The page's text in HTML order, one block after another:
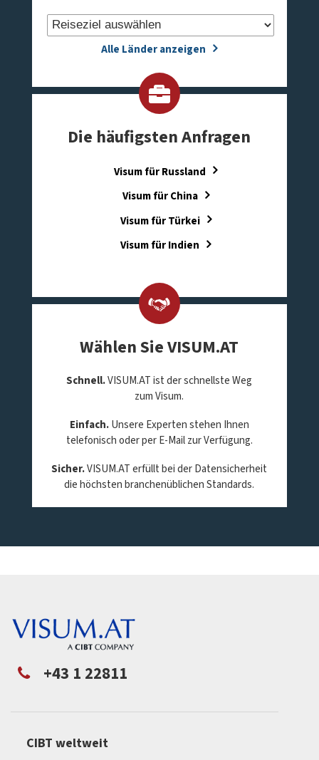
Alle Länder anzeigen
Die häufigsten Anfragen
Visum für Russland
Visum für China
Visum für Türkei
Visum für Indien
Wählen Sie VISUM.AT
Schnell.VISUM.AT ist der schnellste Weg
zum Visum.
Einfach.Unsere Experten stehen Ihnen
telefonisch oder per E-Mail zur Verfügung.
Sicher.VISUM.AT erfüllt bei der Datensicherheit
die höchsten branchenüblichen Standards.
+43 1 22811
CIBT weltweit